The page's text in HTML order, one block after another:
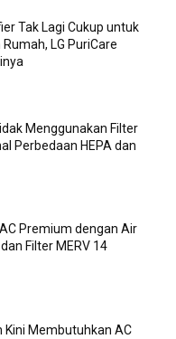
Tak Lagi Cukup untuk
LG PuriCare
Menggunakan Filter
Perbedaan HEPA dan
Premium dengan Air
Filter MERV 14
Kini Membutuhkan AC